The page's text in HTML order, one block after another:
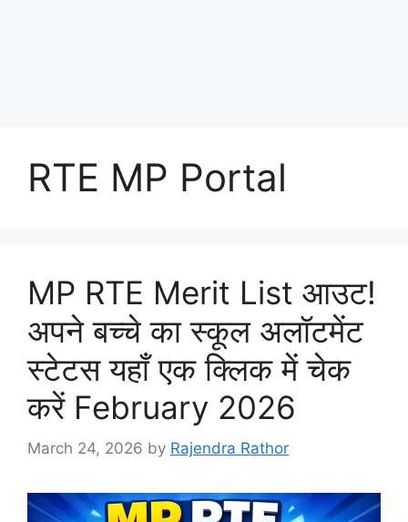
RTE MP Portal
MP RTE Merit List आउट!
अपने बच्चे का स्कूल अलॉटमेंट
स्टेटस यहाँ एक क्लिक में चेक
करें February 2026
March 24, 2026 by Rajendra Rathor